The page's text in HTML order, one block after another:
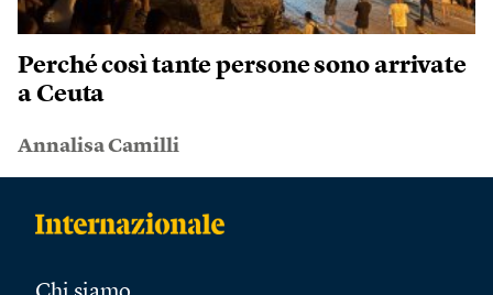
Perché così tante persone sono arrivate
a Ceuta
Annalisa Camilli